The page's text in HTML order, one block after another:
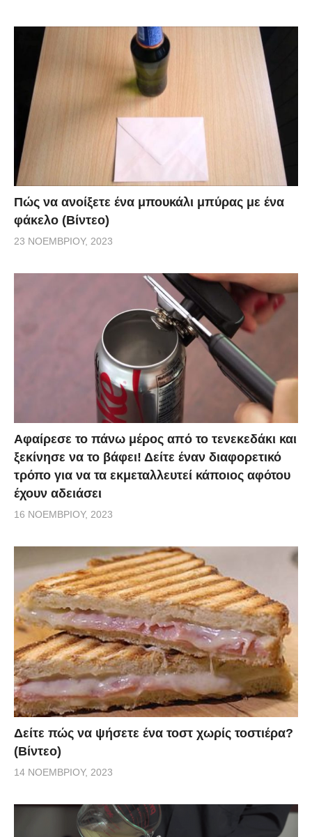
Πώς να ανοίξετε ένα μπουκάλι μπύρας με ένα
φάκελο (Βίντεο)
23 ΝΟΕΜΒΡΊΟΥ, 2023
Αφαίρεσε το πάνω μέρος από το τενεκεδάκι και
ξεκίνησε να το βάφει! Δείτε έναν διαφορετικό
τρόπο για να τα εκμεταλλευτεί κάποιος αφότου
έχουν αδειάσει
16 ΝΟΕΜΒΡΊΟΥ, 2023
Δείτε πώς να ψήσετε ένα τοστ χωρίς τοστιέρα?
(Βίντεο)
14 ΝΟΕΜΒΡΊΟΥ, 2023